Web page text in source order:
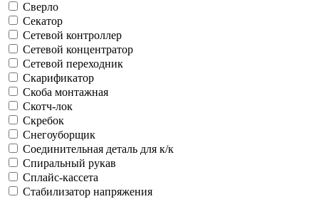
Сверло
Секатор
Сетевой контроллер
Сетевой концентратор
Сетевой переходник
Скарификатор
Скоба монтажная
Скотч-лок
Скребок
Снегоуборщик
Соединительная деталь для к/к
Спиральный рукав
Сплайс-кассета
Стабилизатор напряжения